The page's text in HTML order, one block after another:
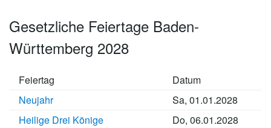
Gesetzliche Feiertage Baden-
Württemberg 2028
Feiertag
Datum
Neujahr
Sa, 01.01.2028
Heilige Drei Könige
Do, 06.01.2028